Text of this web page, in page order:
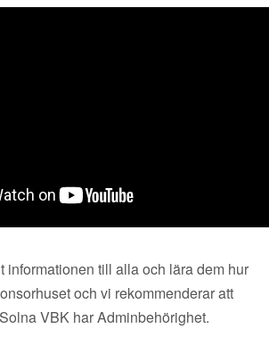
informationen till alla och lära dem hur
och vi rekommenderar att
VBK har Adminbehörighet.